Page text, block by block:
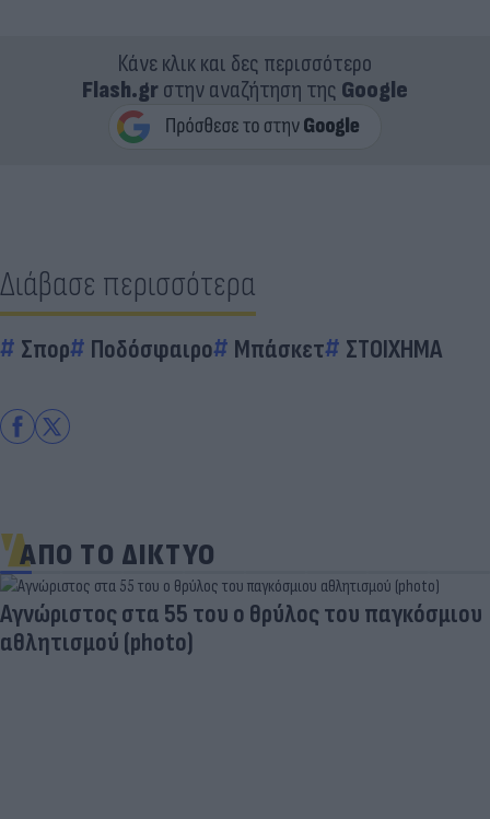
Κάνε κλικ και δες περισσότερο
Flash.grστην αναζήτηση της Google
Διάβασε περισσότερα
Σπορ Ποδόσφαιρο Μπάσκετ ΣΤΟΙΧΗΜΑ
ΑΠΟ ΤΟ ΔΙΚΤΥΟ
Aγνώριστος στα 55 του ο θρύλος του παγκόσμιου
αθλητισμού (photo)